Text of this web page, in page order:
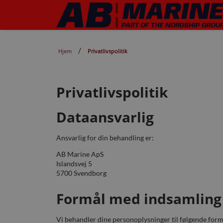
Hjem Privatlivspolitik
Privatlivspolitik
Dataansvarlig
Ansvarlig for din behandling er:
AB Marine ApS
Islandsvej 5
5700 Svendborg
Formål med indsamling
Vi behandler dine personoplysninger til følgende